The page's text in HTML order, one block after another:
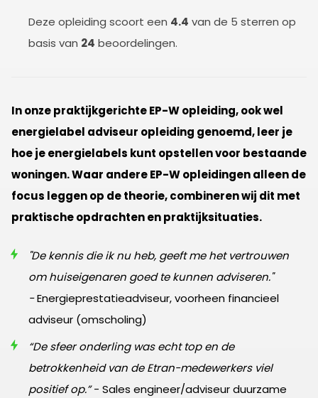
Deze opleiding scoort een 4.4 van de 5 sterren op
basis van 24 beoordelingen.
In onze praktijkgerichte EP-W opleiding, ook wel
energielabel adviseur opleiding genoemd, leer je
hoe je energielabels kunt opstellen voor bestaande
woningen.Waar andere EP-W opleidingen alleen de
focus leggen op de theorie, combineren wij dit met
praktische opdrachten en praktijksituaties.
"De kennis die ik nu heb, geeft me het vertrouwen
om huiseigenaren goed te kunnen adviseren."
-Energieprestatieadviseur, voorheen financieel
adviseur (omscholing)
“De sfeer onderling was echt top en de
betrokkenheid van de Etran-medewerkers viel
positief op.”- Sales engineer/adviseur duurzame